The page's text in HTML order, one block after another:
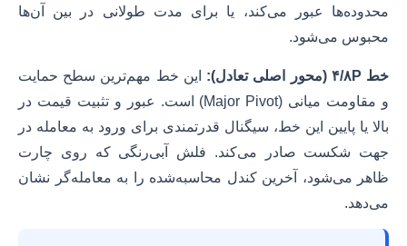
محدوده‌ها عبور می‌کند، یا برای مدت طولانی در بین آن‌ها
محبوس می‌شود.
خط ۴/۸P (محور اصلی تعادل):
این خط مهم‌ترین سطح حمایت
و مقاومت میانی (Major Pivot) است. عبور و تثبیت قیمت در
بالا یا پایین این خط، سیگنال قدرتمندی برای ورود به معامله در
جهت شکست صادر می‌کند. فلش آبی‌رنگی که روی چارت
ظاهر می‌شود، آخرین کندل محاسبه‌شده را به معامله‌گر نشان
می‌دهد.